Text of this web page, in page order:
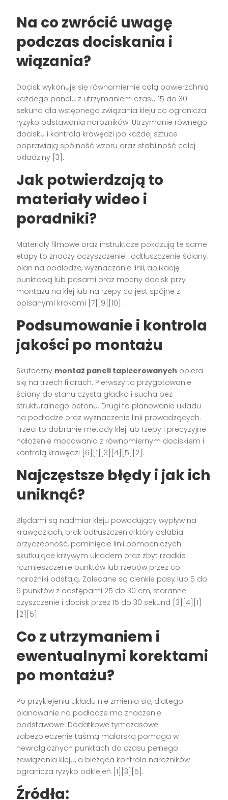
Na co zwrócić uwagę
podczas dociskania i
wiązania?
Docisk wykonuje się równomiernie całą powierzchnią
każdego panelu z utrzymaniem czasu 15 do 30
sekund dla wstępnego związania kleju co ogranicza
ryzyko odstawania narożników. Utrzymanie równego
docisku i kontrola krawędzi po każdej sztuce
poprawiają spójność wzoru oraz stabilność całej
okładziny [3].
Jak potwierdzają to
materiały wideo i
poradniki?
Materiały filmowe oraz instruktaże pokazują te same
etapy to znaczy oczyszczenie i odtłuszczenie ściany,
plan na podłodze, wyznaczanie linii, aplikację
punktową lub pasami oraz mocny docisk przy
montażu na klej lub na rzepy co jest spójne z
opisanymi krokami [7][9][10].
Podsumowanie i kontrola
jakości po montażu
Skuteczny montaż paneli tapicerowanych opiera
się na trzech filarach. Pierwszy to przygotowanie
ściany do stanu czysta gładka i sucha bez
strukturalnego betonu. Drugi to planowanie układu
na podłodze oraz wyznaczenie linii prowadzących.
Trzeci to dobranie metody klej lub rzepy i precyzyjne
nałożenie mocowania z równomiernym dociskiem i
kontrolą krawędzi [6][1][3][4][5][2].
Najczęstsze błędy i jak ich
uniknąć?
Błędami są nadmiar kleju powodujący wypływ na
krawędziach, brak odtłuszczenia który osłabia
przyczepność, pominięcie linii pomocniczych
skutkujące krzywym układem oraz zbyt rzadkie
rozmieszczenie punktów lub rzepów przez co
narożniki odstają. Zalecane są cienkie pasy lub 5 do
6 punktów z odstępami 25 do 30 cm, staranne
czyszczenie i docisk przez 15 do 30 sekund [3][4][1]
[2][5].
Co z utrzymaniem i
ewentualnymi korektami
po montażu?
Po przyklejeniu układu nie zmienia się, dlatego
planowanie na podłodze ma znaczenie
podstawowe. Dodatkowe tymczasowe
zabezpieczenie taśmą malarską pomaga w
newralgicznych punktach do czasu pełnego
zawiązania kleju, a bieżąca kontrola narożników
ogranicza ryzyko odklejeń [1][3][5].
Źródła: